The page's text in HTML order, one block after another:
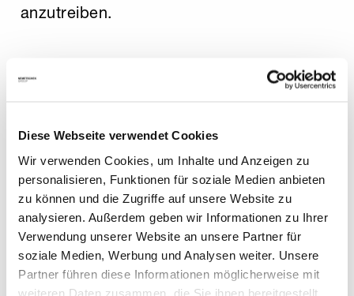
Diese Webseite verwendet Cookies
Wir verwenden Cookies, um Inhalte und Anzeigen zu
personalisieren, Funktionen für soziale Medien anbieten
zu können und die Zugriffe auf unsere Website zu
analysieren. Außerdem geben wir Informationen zu Ihrer
Verwendung unserer Website an unsere Partner für
soziale Medien, Werbung und Analysen weiter. Unsere
Partner führen diese Informationen möglicherweise mit
weiteren Daten zusammen, die Sie ihnen bereitgestellt
anzutreiben.
Die Infrastruktur der Tanks ist für die
Sicherheit von Wasserstoff und der
entscheidend. Erstausrüster müssen
Platz für Wasserstofftanks schaffen, da
diese sperriger sind als Tanks für
Flüssigbenzin oder Dieselkraftstoff. Die
viel größere Fläche, die für die
Wasserstoffspeicherung erforderlich ist,
stellt eine Herausforderung in Bezug auf
die Energiesicherheit dar.